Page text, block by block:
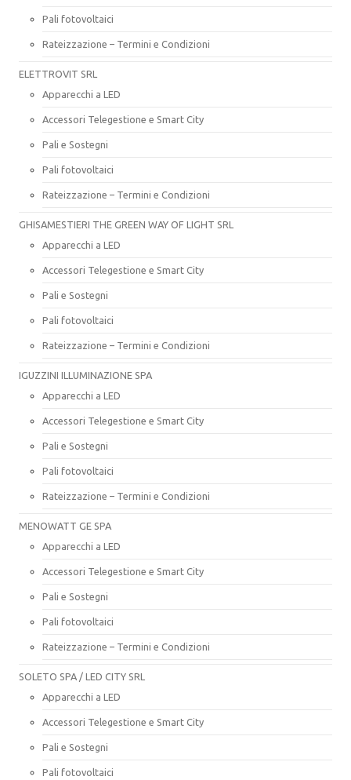
Pali fotovoltaici
Rateizzazione – Termini e Condizioni
ELETTROVIT SRL
Apparecchi a LED
Accessori Telegestione e Smart City
Pali e Sostegni
Pali fotovoltaici
Rateizzazione – Termini e Condizioni
GHISAMESTIERI THE GREEN WAY OF LIGHT SRL
Apparecchi a LED
Accessori Telegestione e Smart City
Pali e Sostegni
Pali fotovoltaici
Rateizzazione – Termini e Condizioni
IGUZZINI ILLUMINAZIONE SPA
Apparecchi a LED
Accessori Telegestione e Smart City
Pali e Sostegni
Pali fotovoltaici
Rateizzazione – Termini e Condizioni
MENOWATT GE SPA
Apparecchi a LED
Accessori Telegestione e Smart City
Pali e Sostegni
Pali fotovoltaici
Rateizzazione – Termini e Condizioni
SOLETO SPA / LED CITY SRL
Apparecchi a LED
Accessori Telegestione e Smart City
Pali e Sostegni
Pali fotovoltaici